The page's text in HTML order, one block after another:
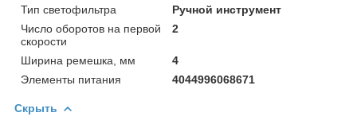
Тип светофильтра
Ручной инструмент
Число оборотов на первой
скорости
2
Ширина ремешка, мм
4
Элементы питания
4044996068671
Скрыть